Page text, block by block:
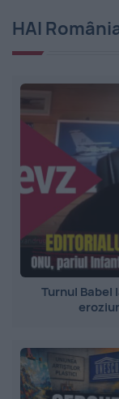
HAI
Turnul Babel